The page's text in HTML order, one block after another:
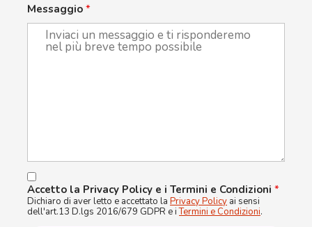
Messaggio *
Accetto la Privacy Policy e i Termini e Condizioni *
Dichiaro di aver letto e accettato la Privacy Policy ai sensi
dell'art.13 D.lgs 2016/679 GDPR e iTermini e Condizioni.